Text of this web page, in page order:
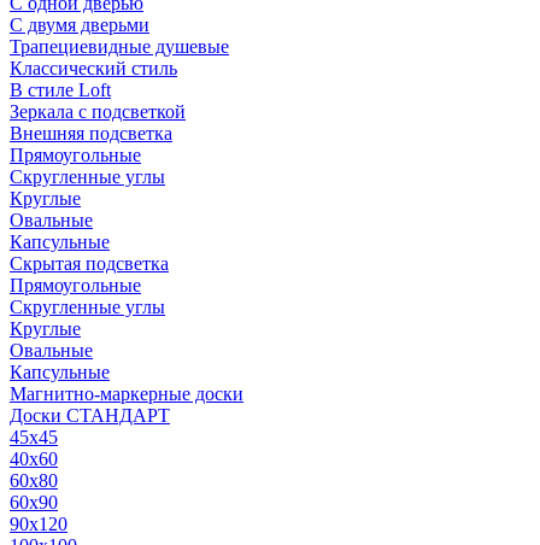
С двумя дверьми
Трапециевидные душевые
Классический стиль
В стиле Loft
Зеркала с подсветкой
Внешняя подсветка
Прямоугольные
Скругленные углы
Круглые
Овальные
Капсульные
Скрытая подсветка
Прямоугольные
Скругленные углы
Круглые
Овальные
Капсульные
Магнитно-маркерные доски
Доски СТАНДАРТ
45x45
40x60
60x80
60x90
90x120